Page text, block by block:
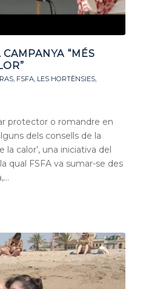
“MÉS
, FSFA, LES HORTÈNSIES,
protector o romandre en
dels consells de la
la calor’, una iniciativa del
qual FSFA va sumar-se des